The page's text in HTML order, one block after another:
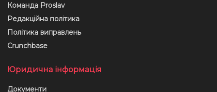
Команда Proslav
Редакційна політика
Політика виправлень
Crunchbase
Юридична інформація
Документи